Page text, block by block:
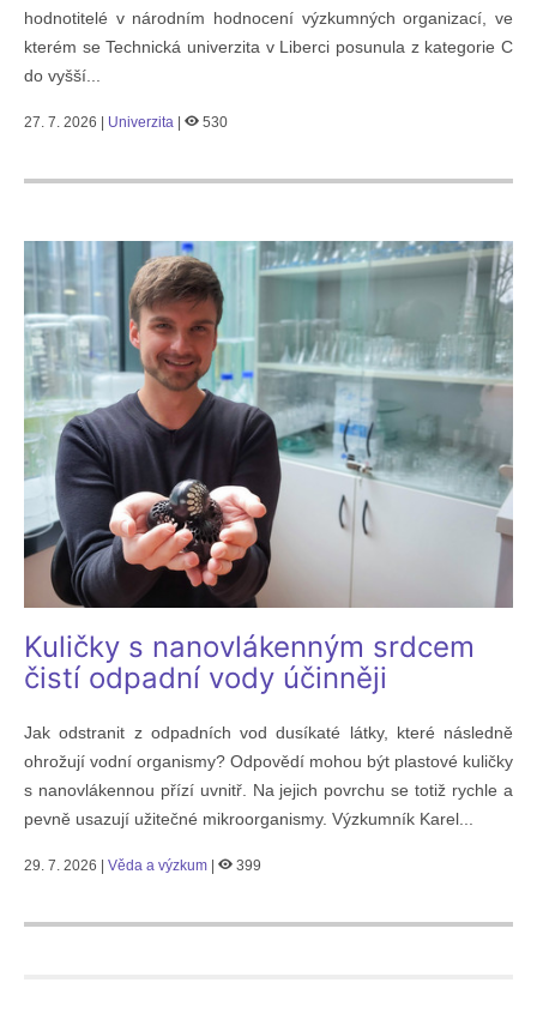
hodnotitelé v národním hodnocení výzkumných organizací, ve
kterém se Technická univerzita v Liberci posunula z kategorie C
do vyšší...
27. 7. 2026 | Univerzita | 530
Kuličky s nanovlákenným srdcem
čistí odpadní vody účinněji
Jak odstranit z odpadních vod dusíkaté látky, které následně
ohrožují vodní organismy? Odpovědí mohou být plastové kuličky
s nanovlákennou přízí uvnitř. Na jejich povrchu se totiž rychle a
pevně usazují užitečné mikroorganismy. Výzkumník Karel...
29. 7. 2026 | Věda a výzkum | 399